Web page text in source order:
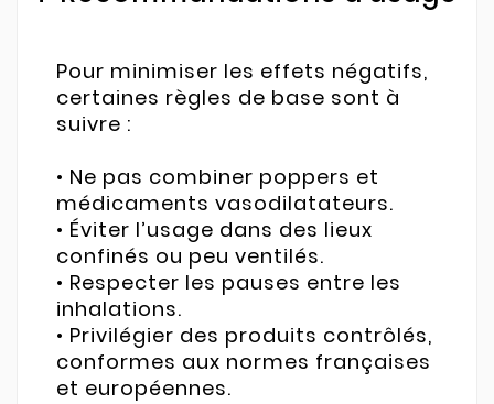
Pour minimiser les effets négatifs,
certaines règles de base sont à
suivre :
• Ne pas combiner poppers et
médicaments vasodilatateurs.
• Éviter l’usage dans des lieux
confinés ou peu ventilés.
• Respecter les pauses entre les
inhalations.
• Privilégier des produits contrôlés,
conformes aux normes françaises
et européennes.